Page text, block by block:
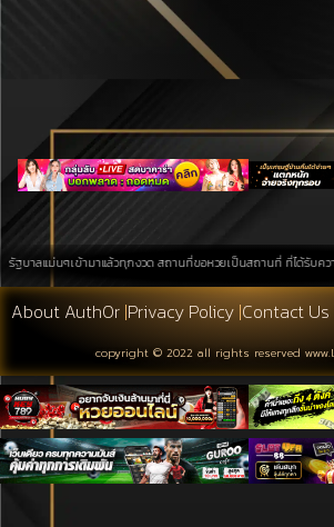
ลแม่นๆเข้ามาแล้วทุกงวด สถานที่ขอหวยเป็นสถานที่ ที่ได้รับค
About Auth0r |Privacy Policy|Contact Us
copyright © 2022 all rights reserved